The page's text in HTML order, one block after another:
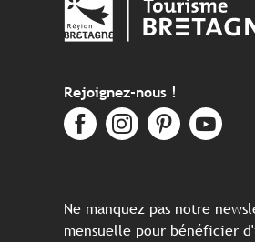
Rejoignez-nous !
Ne manquez pas notre
mensuelle pour bénéficier